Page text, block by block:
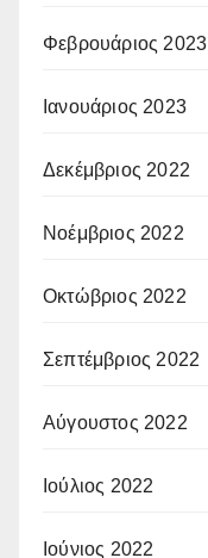
Φεβρουάριος 2023
Ιανουάριος 2023
Δεκέμβριος 2022
Νοέμβριος 2022
Οκτώβριος 2022
Σεπτέμβριος 2022
Αύγουστος 2022
Ιούλιος 2022
Ιούνιος 2022